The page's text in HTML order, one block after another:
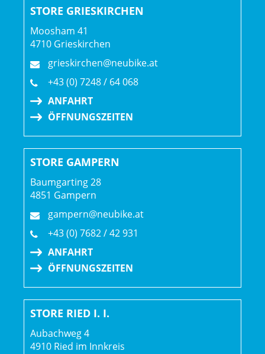
Sattel: Verse Short Pro, Carbonstreben, 145 mm Breite
Sattelstütze: FOX Transfer Neo, 175 mm Hub, drahtlos,
34,9 mm Durchmesser
Räder: Bontrager Line Pro 30, OCLV Mountain Carbon,
Tubeless-Ready, 6-Loch-Scheibenaufnahme, Boost110,
15 mm Steckachse, 29"
Bontrager Line Pro 30, OCLV Mountain Carbon, Tubeless
Ready, Rapid Drive 108, 6-Loch-Scheibenaufnahme,
Boost148, 12 mm Steckachse, 27.5"
Akku: TQ 580 Wh
Motorposition: Tretlager
Displayposition: Lenker (zentral)
Walkassist: Ja
STORE GRIESKIRCHEN
Moosham 41
4710 Grieskirchen
grieskirchen@neubike.at
+43 (0) 7248 / 64 068
ANFAHRT
ÖFFNUNGSZEITEN
STORE GAMPERN
Baumgarting 28
4851 Gampern
gampern@neubike.at
+43 (0) 7682 / 42 931
ANFAHRT
ÖFFNUNGSZEITEN
STORE RIED I. I.
Aubachweg 4
4910 Ried im Innkreis